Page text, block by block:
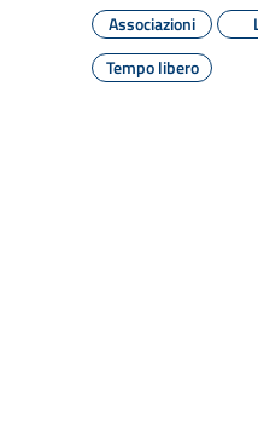
Associazioni
Tempo libero